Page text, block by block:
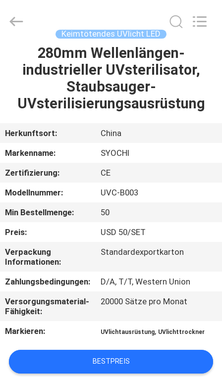
PRODUKTE
UNS
AUSFLUG
QUALITÄTSKONTROLLE
TRETEN
SIE
MIT
UNS
IN
VERBINDUNG
NACHRICHTEN
Electronics
Keimtötendes UVlicht LED
280mm Wellenlängen-
industrieller UVsterilisator,
Staubsauger-
UVsterilisierungsausrüstung
Herkunftsort:
China
Markenname:
SYOCHI
Zertifizierung:
CE
Modellnummer:
UVC-B003
Min Bestellmenge:
50
Preis:
USD 50/SET
Verpackung
Informationen:
Standardexportkarton
Zahlungsbedingungen:
D/A, T/T, Western Union
Versorgungsmaterial-
Fähigkeit:
20000 Sätze pro Monat
Markieren: UVlichtausrüstung, UVlichttrockner
BESTPREIS